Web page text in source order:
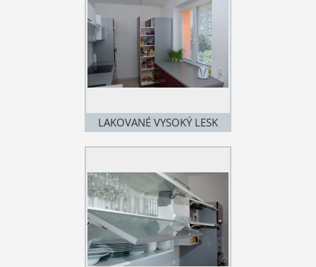
LAKOVANÉ VYSOKÝ LESK